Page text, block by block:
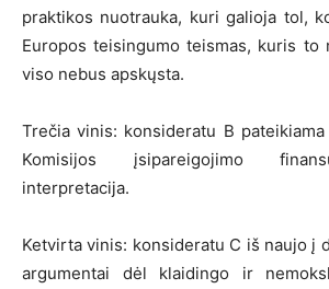
praktikos nuotrauka, kuri galioja tol,
Europos teisingumo teismas, kuris to
viso nebus apskųsta.
Trečia vinis: konsideratu B
Komisijos įsipareigojimo
interpretacija.
Ketvirta vinis: konsideratu C iš naujo į
argumentai dėl klaidingo ir